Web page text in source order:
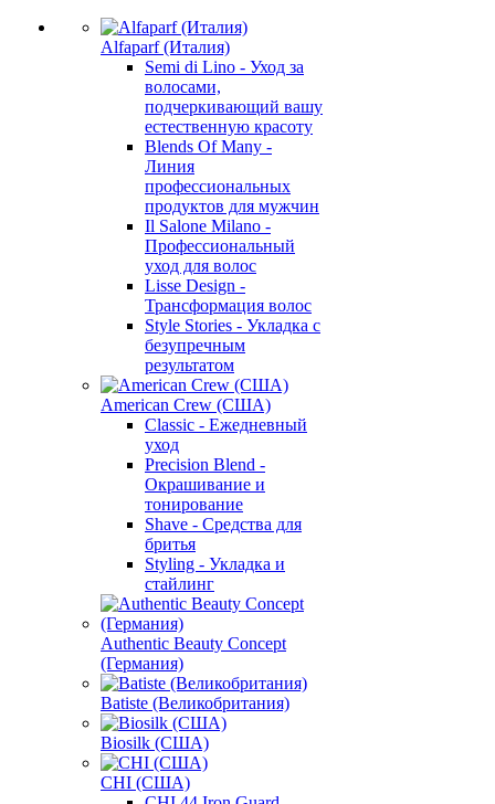
Alfaparf (Италия)
Semi di Lino - Уход за
волосами,
подчеркивающий вашу
естественную красоту
Blends Of Many -
Линия
профессиональных
продуктов для мужчин
Il Salone Milano -
Профессиональный
уход для волос
Lisse Design -
Трансформация волос
Style Stories - Укладка с
безупречным
результатом
American Crew (США)
Classic - Ежедневный
уход
Precision Blend -
Окрашивание и
тонирование
Shave - Средства для
бритья
Styling - Укладка и
стайлинг
Authentic Beauty Concept
(Германия)
Batiste (Великобритания)
Biosilk (США)
CHI (США)